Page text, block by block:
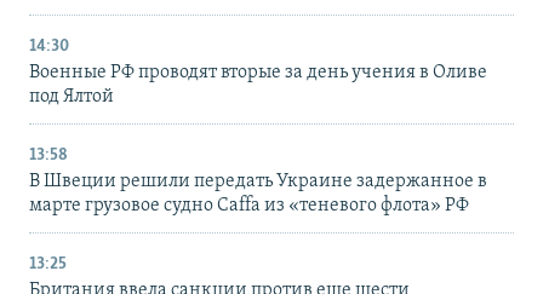
14:30
Военные РФ проводят вторые за день учения в Оливе
под Ялтой
13:58
В Швеции решили передать Украине задержанное в
марте грузовое судно Caffa из «теневого флота» РФ
13:25